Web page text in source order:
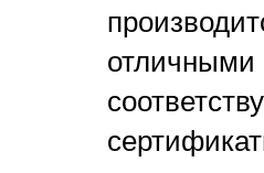
отличными